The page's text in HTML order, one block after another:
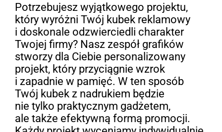
Potrzebujesz wyjątkowego projektu,
który wyróżni Twój kubek reklamowy
i doskonale odzwierciedli charakter
Twojej firmy? Nasz zespół grafików
stworzy dla Ciebie personalizowany
projekt, który przyciągnie wzrok
i zapadnie w pamięć. W ten sposób
Twój kubek z nadrukiem będzie
nie tylko praktycznym gadżetem,
ale także efektywną formą promocji.